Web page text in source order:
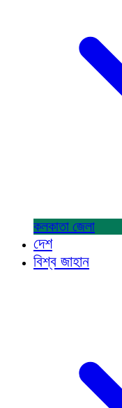
কলকাতা জেলা
দেশ
বিশ্ব জাহান